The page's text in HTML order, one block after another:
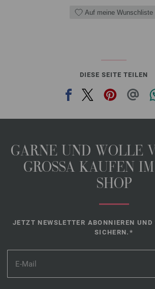
Auf meine Wunschliste
DIESE SEITE TEILEN
GARNE UND WOLLE
GROSSA KAUFEN
SHOP
JETZT NEWSLETTER ABONNIEREN
SICHERN.*